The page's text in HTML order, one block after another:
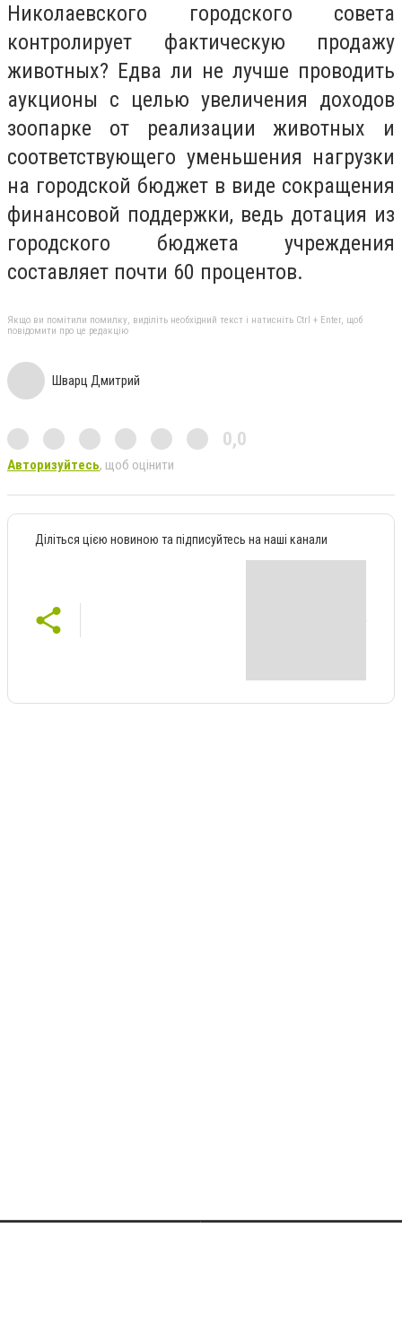
Николаевского городского совета
контролирует фактическую продажу
животных? Едва ли не лучше проводить
аукционы с целью увеличения доходов
зоопарке от реализации животных и
соответствующего уменьшения нагрузки
на городской бюджет в виде сокращения
финансовой поддержки, ведь дотация из
городского бюджета учреждения
составляет почти 60 процентов.
Якщо ви помітили помилку, виділіть необхідний текст і натисніть Ctrl + Enter, щоб
повідомити про це редакцію
Шварц Дмитрий
0,0
Авторизуйтесь, щоб оцінити
Діліться цією новиною та підписуйтесь на наші канали